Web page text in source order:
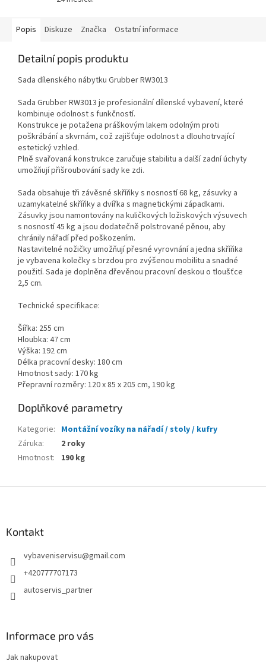
Popis Diskuze Značka Ostatní informace
Detailní popis produktu
Sada dílenského nábytku Grubber RW3013
Sada Grubber RW3013 je profesionální dílenské vybavení, které
kombinuje odolnost s funkčností.
Konstrukce je potažena práškovým lakem odolným proti
poškrábání a skvrnám, což zajišťuje odolnost a dlouhotrvající
estetický vzhled.
Plně svařovaná konstrukce zaručuje stabilitu a další zadní úchyty
umožňují přišroubování sady ke zdi.
Sada obsahuje tři závěsné skříňky s nosností 68 kg, zásuvky a
uzamykatelné skříňky a dvířka s magnetickými západkami.
Zásuvky jsou namontovány na kuličkových ložiskových výsuvech
s nosností 45 kg a jsou dodatečně polstrované pěnou, aby
chránily nářadí před poškozením.
Nastavitelné nožičky umožňují přesné vyrovnání a jedna skříňka
je vybavena kolečky s brzdou pro zvýšenou mobilitu a snadné
použití. Sada je doplněna dřevěnou pracovní deskou o tloušťce
2,5 cm.
Technické specifikace:
Šířka: 255 cm
Hloubka: 47 cm
Výška: 192 cm
Délka pracovní desky: 180 cm
Hmotnost sady: 170 kg
Přepravní rozměry: 120 x 85 x 205 cm, 190 kg
Doplňkové parametry
Kategorie: Montážní vozíky na nářadí / stoly / kufry
Záruka:
2 roky
Hmotnost: 190 kg
Kontakt
vybaveniservisu@gmail.com
+420777707173
autoservis_partner
Informace pro vás
Jak nakupovat